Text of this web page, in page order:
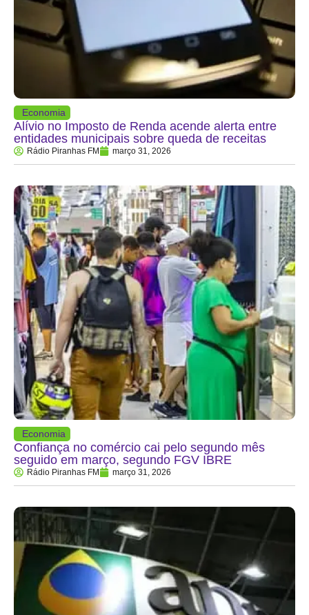
Economia
Alívio no Imposto de Renda acende alerta entre
entidades municipais sobre queda de receitas
Rádio Piranhas FM março 31, 2026
Economia
Confiança no comércio cai pelo segundo mês
seguido em março, segundo FGV IBRE
Rádio Piranhas FM março 31, 2026